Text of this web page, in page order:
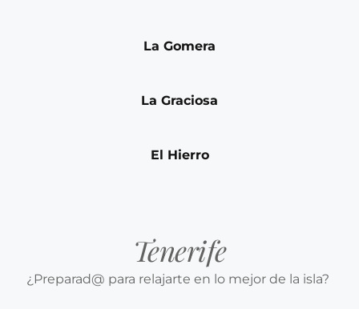
La Gomera
La Graciosa
El Hierro
Tenerife
¿Preparad@ para relajarte en lo mejor de la isla?